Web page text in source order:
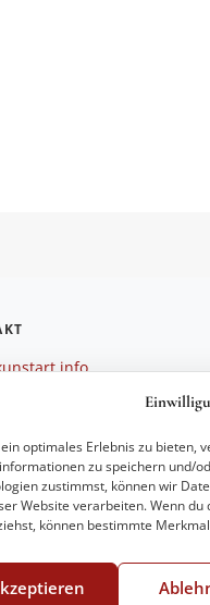
optimales Erlebnis zu bieten,
zu speichern und/
zustimmst, können wir
Website verarbeiten. Wenn
können bestimmte